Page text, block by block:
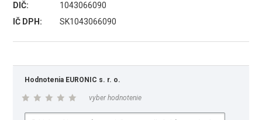
DIČ:
1043066090
IČ DPH:
SK1043066090
Hodnotenia EURONIC s. r. o.
vyber hodnotenie